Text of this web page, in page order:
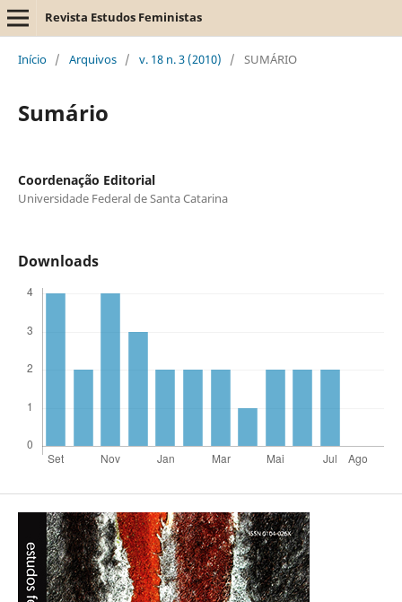
Revista Estudos Feministas
Início / Arquivos / v. 18 n. 3 (2010) / SUMÁRIO
Sumário
Coordenação Editorial
Universidade Federal de Santa Catarina
Downloads